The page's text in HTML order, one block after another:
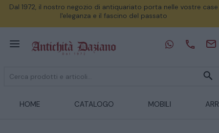
Dal 1972, il nostro negozio di antiquariato porta nelle vostre case
l'eleganza e il fascino del passato
HOME CATALOGO MOBILI